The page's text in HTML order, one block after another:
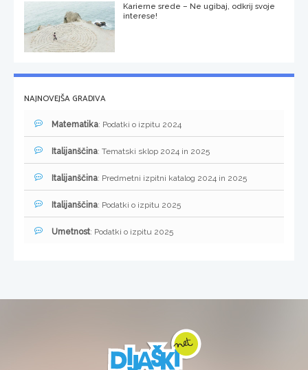
Karierne srede – Ne ugibaj, odkrij svoje
interese!
NAJNOVEJŠA GRADIVA
Matematika: Podatki o izpitu 2024
Italijanščina: Tematski sklop 2024 in 2025
Italijanščina: Predmetni izpitni katalog 2024 in 2025
Italijanščina: Podatki o izpitu 2025
Umetnost: Podatki o izpitu 2025